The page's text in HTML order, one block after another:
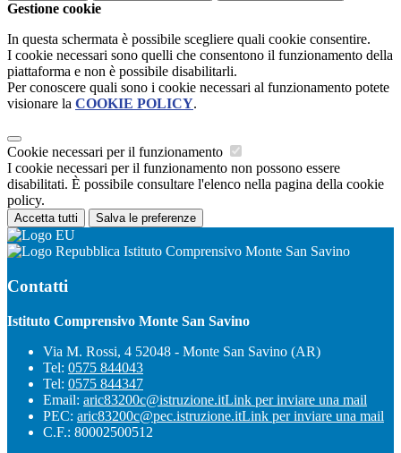
Gestione cookie
In questa schermata è possibile scegliere quali cookie consentire.
I cookie necessari sono quelli che consentono il funzionamento della
piattaforma e non è possibile disabilitarli.
Per conoscere quali sono i cookie necessari al funzionamento potete
visionare la COOKIE POLICY.
Cookie necessari per il funzionamento
I cookie necessari per il funzionamento non possono essere
disabilitati. È possibile consultare l'elenco nella pagina della cookie
policy.
Accetta tutti Salva le preferenze
Istituto Comprensivo Monte San Savino
Contatti
Istituto Comprensivo Monte San Savino
Via M. Rossi, 4 52048 - Monte San Savino (AR)
Tel: 0575 844043
Tel: 0575 844347
Email: aric83200c@istruzione.itLink per inviare una mail
PEC: aric83200c@pec.istruzione.itLink per inviare una mail
C.F.: 80002500512